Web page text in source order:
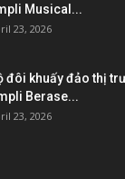
Musical...
23, 2026
đôi khuấy đảo thị
Berase...
23, 2026